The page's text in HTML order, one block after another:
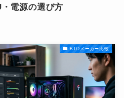
・電源の選び方
BTOメーカー比較